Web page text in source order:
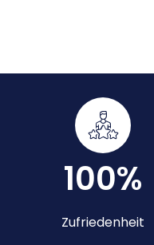
100%
Zufriedenheit